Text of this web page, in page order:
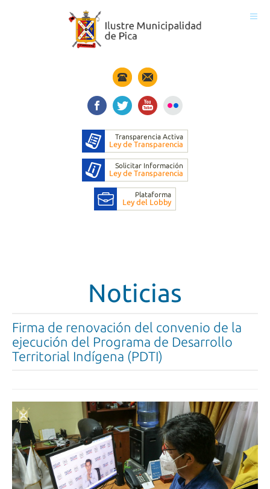
Inicio Municipio Noticias
Noticias
Firma de renovación del convenio de la
ejecución del Programa de Desarrollo
Territorial Indígena (PDTI)